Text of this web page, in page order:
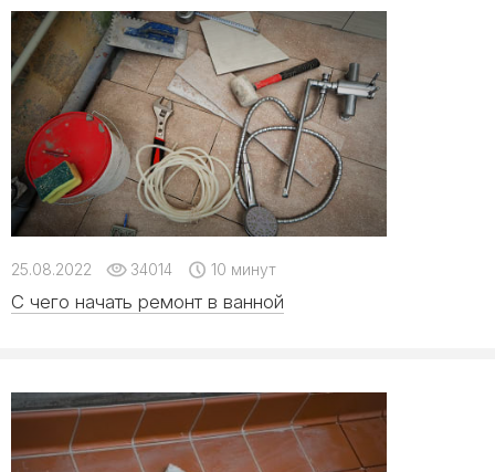
25.08.2022 34014 10 минут
С чего начать ремонт в ванной